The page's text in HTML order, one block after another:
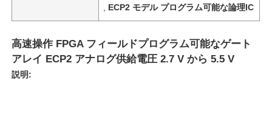
ECP2 モデル プログラム可能な論理IC
高速操作 FPGA フィールドプログラム可能なゲート
アレイ ECP2 アナログ供給電圧 2.7 V から 5.5 V
説明: